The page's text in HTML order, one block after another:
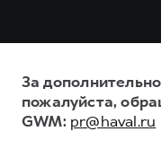
За
пожалуйста,
GWM: pr@haval.ru